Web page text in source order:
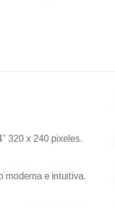
320 x 240 pixeles.
moderna e intuitiva.